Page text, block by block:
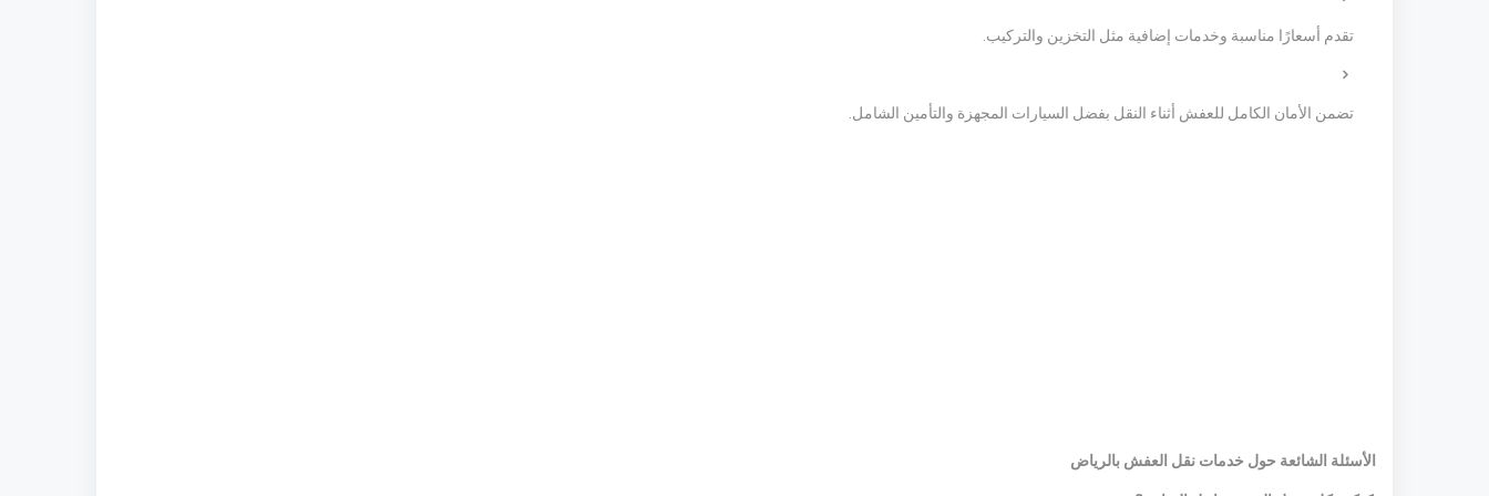
تقدم أسعارًا مناسبة وخدمات إضافية مثل التخزين والتركيب.
تضمن الأمان الكامل للعفش أثناء النقل بفضل السيارات المجهزة والتأمين الشامل.
الأسئلة الشائعة حول خدمات نقل العفش بالرياض